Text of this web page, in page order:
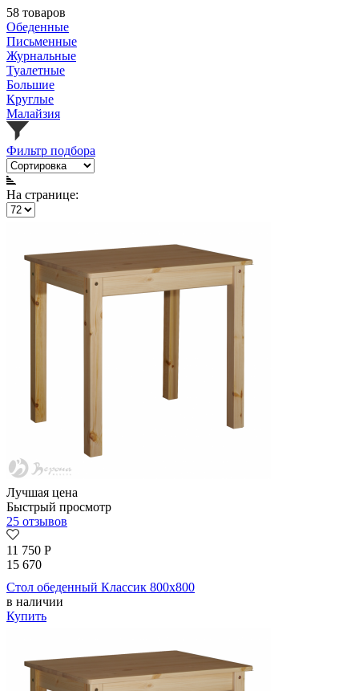
58 товаров
Обеденные
Письменные
Журнальные
Туалетные
Большие
Круглые
Малайзия
Фильтр подбора
На странице:
Лучшая цена
Быстрый просмотр
25 отзывов
11 750 Р
15 670
Стол обеденный Классик 800х800
в наличии
Купить